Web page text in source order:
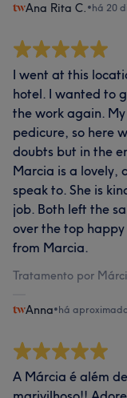
Ana Rita C. •há 20
I went at this
hotel. I wanted to
the work again.
pedicure, so here
doubts but in the
Marcia is a lovely,
speak to. She is
job. Both left the
over the top
from Marcia.
Tratamento por
Anna•há
A Márcia é além